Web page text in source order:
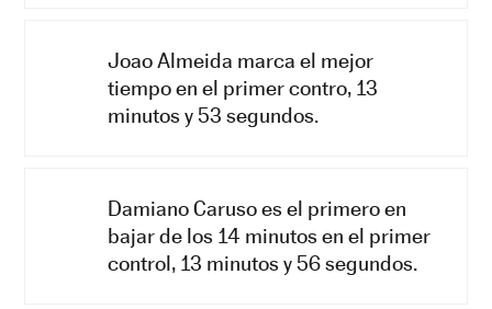
Joao Almeida marca el mejor
tiempo en el primer contro, 13
minutos y 53 segundos.
Damiano Caruso es el primero en
bajar de los 14 minutos en el primer
control, 13 minutos y 56 segundos.